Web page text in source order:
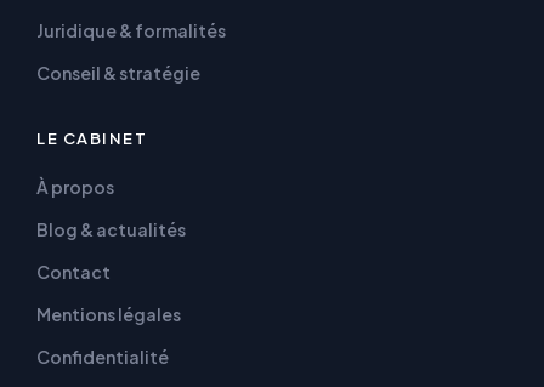
Juridique & formalités
Conseil & stratégie
LE CABINET
À propos
Blog & actualités
Contact
Mentions légales
Confidentialité